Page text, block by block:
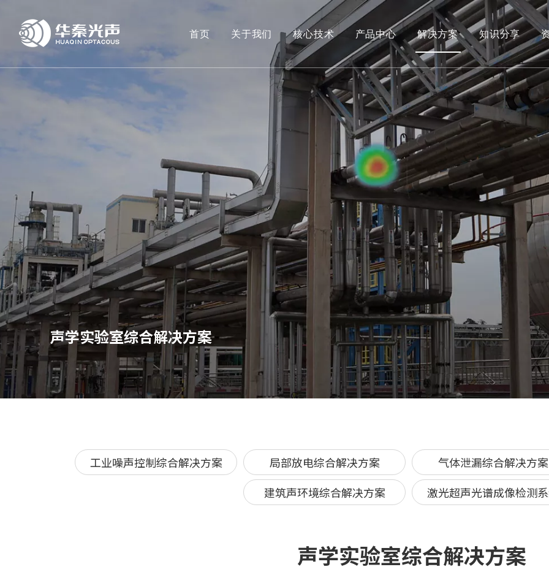
首页 关于我们 核心技术 产品中心 解决方案 知识分享
声学实验室综合解决方案
工业噪声控制综合解决方案 局部放电综合解决方案 气体泄漏综合解决方案
建筑声环境综合解决方案
激光超声光谱成像检测
声学实验室综合解决方案